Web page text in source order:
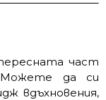
част
Можете да си
вдъхновения,